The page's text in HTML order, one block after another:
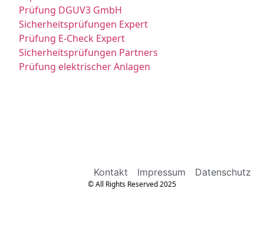
Prüfung DGUV3 GmbH
Sicherheitsprüfungen Expert
Prüfung E-Check Expert
Sicherheitsprüfungen Partners
Prüfung elektrischer Anlagen
Kontakt Impressum Datenschutz
© All Rights Reserved 2025